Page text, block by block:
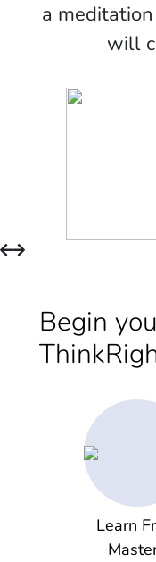
a
will
Begin
Learn